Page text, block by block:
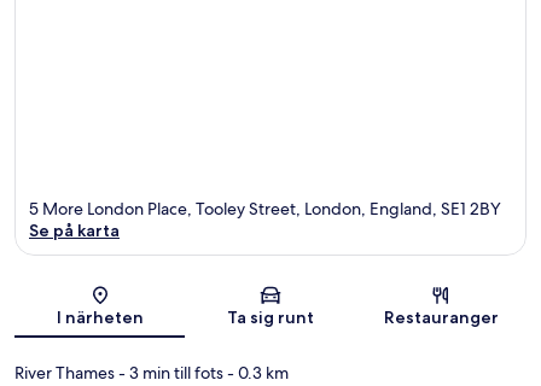
Karta
5 More London Place, Tooley Street, London, England, SE1 2BY
Se på karta
I närheten Ta sig runt Restauranger
River Thames- 3 min till fots- 0.3 km